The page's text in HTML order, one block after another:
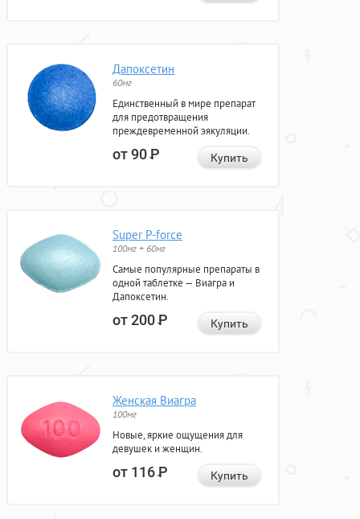
Дапоксетин
60мг
Единственный в мире препарат
для предотвращения
преждевременной эякуляции.
от 90Р Купить
Super P-force
100мг + 60мг
Самые популярные препараты в
одной таблетке — Виагра и
Дапоксетин.
от 200Р Купить
Женская Виагра
100мг
Новые, яркие ощущения для
девушек и женщин.
от 116Р Купить